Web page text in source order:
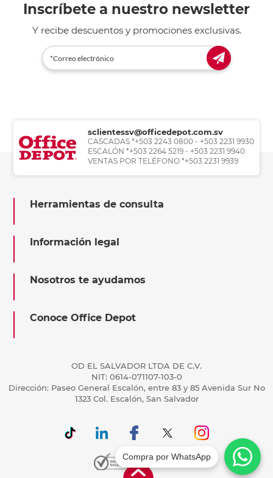
Inscríbete a nuestro newsletter
Y recibe descuentos y promociones exclusivas.
sclientessv@officedepot.com.sv
CASCADAS *+503 2243 0800 - +503 2231 9930
ESCALÓN *+503 2264 5219 - +503 2231 9940
VENTAS POR TELÉFONO *+503 2231 9939
Herramientas de consulta
Información legal
Nosotros te ayudamos
Conoce Office Depot
OD EL SALVADOR LTDA DE C.V.
NIT: 0614-071107-103-0
Dirección: Paseo General Escalón, entre 83 y 85 Avenida Sur No
1323 Col. Escalón, San Salvador
Compra por WhatsApp